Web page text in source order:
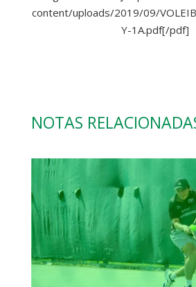
content/uploads/2019/09/
Y-1A.pdf[/pdf]
NOTAS